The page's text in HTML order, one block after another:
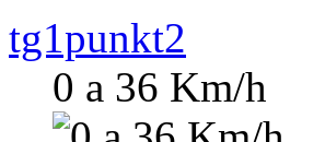
tg1punkt2
0 a 36 Km/h